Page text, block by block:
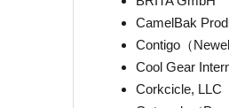
CamelBak
Contigo（
Cool Gear
Corkcicle, LLC